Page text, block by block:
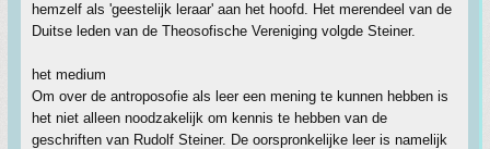
hemzelf als 'geestelijk leraar' aan het hoofd. Het merendeel van de
Duitse leden van de Theosofische Vereniging volgde Steiner.
het medium
Om over de antroposofie als leer een mening te kunnen hebben is
het niet alleen noodzakelijk om kennis te hebben van de
geschriften van Rudolf Steiner. De oorspronkelijke leer is namelijk